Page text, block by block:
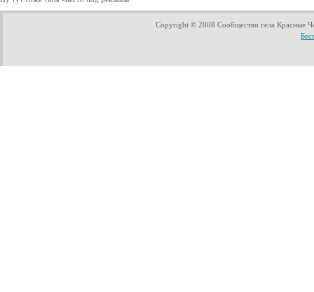
Copyright © 2008 Сообщество села Красные